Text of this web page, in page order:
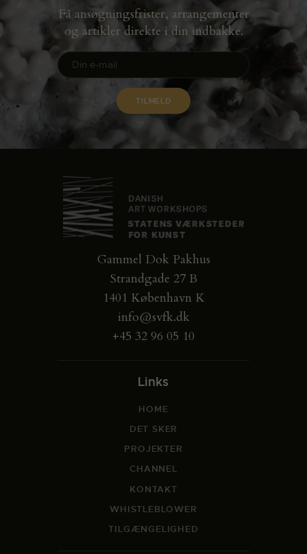
Få ansøgningsfrister, arrangementer
og artikler direkte i din indbakke.
Gammel Dok Pakhus
Strandgade 27 B
1401 København K
info@svfk.dk
+45 32 96 05 10
Links
HOME
DET SKER
PROJEKTER
CHANNEL
KONTAKT
WHISTLEBLOWER
TILGÆNGELIGHED